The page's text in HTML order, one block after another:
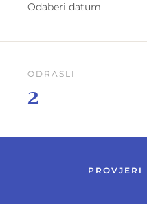
Odaberi datum
ODRASLI
PROVJERI